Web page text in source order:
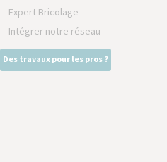
Expert Bricolage
Intégrer notre réseau
Des travaux pour les pros ?